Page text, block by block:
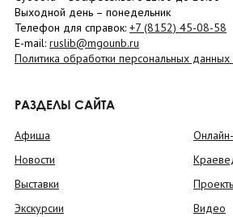
Выходной день – понедельник
Телефон для справок: +7 (8152) 45-08-58
E-mail: ruslib@mgounb.ru
Политика обработки персональных
РАЗДЕЛЫ САЙТА
Афиша
Новости
Выставки
Экскурсии
Видео